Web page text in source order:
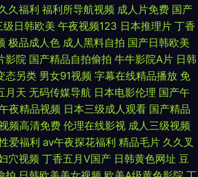
久福利 福利所导航视频 成人片免费 国产
级日韩欧美 午夜视频123 日本推理片 丁香
极品成人色 成人黑料自拍 国产日韩欧美
影院 国产精品自拍偷拍 牛牛影院A片 日韩
态另类 男女91视频 字幕在线精品播放 免
月天 无码传媒导航 日本电影伦理 国产午
夜精品视频 日本三级成人观看 国产精品
频高清免费 伦理在线影视 成人三级视频
爱福利 av午夜探花福利 精品毛片 久久叉
穴视频 丁香五月V国产 日韩黄色网址 豆